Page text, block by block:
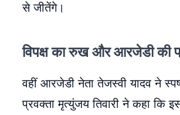
से जीतेंगे।
विपक्ष का रुख और आरजेडी की
वहीं आरजेडी नेता तेजस्वी यादव ने
प्रवक्ता मृत्युंजय तिवारी ने कहा कि